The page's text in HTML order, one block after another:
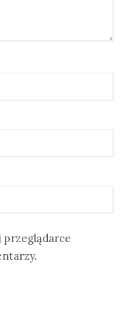
przeglądarce